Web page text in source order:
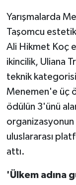
Yarışmalarda
Taşomcu
Ali Hikmet Koç
ikincilik, Uliana
teknik
Menemen'e üç
ödülün 3'ünü
organizasyonun
uluslararası
attı.
'Ülkem adına